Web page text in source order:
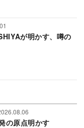
が明かす、噂の
の原点明かす